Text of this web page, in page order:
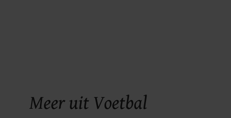
Meer uit Voetbal